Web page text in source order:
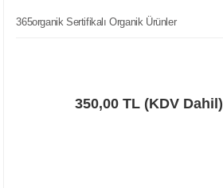
365organik Sertifikalı Organik Ürünler
350,00 TL (KDV Dahil)